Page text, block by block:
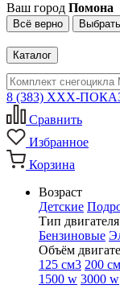
Ваш город Помона
Всё верно
Каталог
8 (383) XXX-
Сравнить
Избранное
Корзина
Возраст
Детские
Тип двигателя
Бензиновые
Объём
125 см3 200
1500 w 3000 w